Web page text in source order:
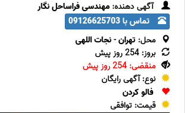
آگهی دهنده: مهندسی فراساحل نگار
تماس با 09126625703
محل: تهران-نجات اللهی
بروز: 254 روز پیش
منقضی: 254 روز پیش
نوع: آگهی رایگان
فالو کردن
قیمت: توافقی